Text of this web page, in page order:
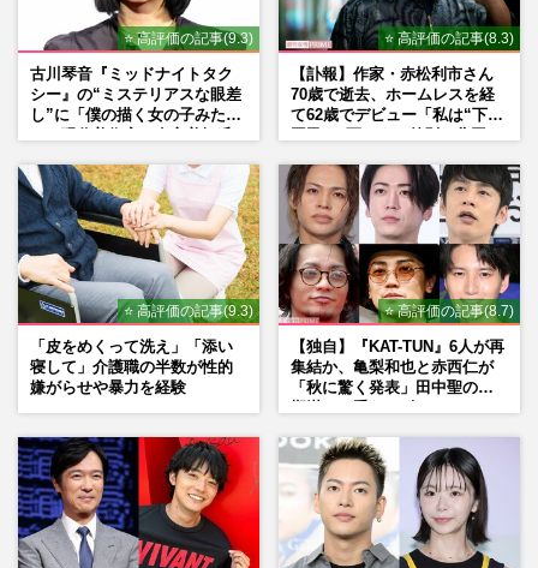
⭐ 高評価の記事(9.3)
古川琴音『ミッドナイトタク
シー』の“ミステリアスな眼差
し”に「僕の描く女の子みた
⭐ 高評価の記事(8.3)
【訃報】作家・赤松利市さん
70歳で逝去、ホームレスを経
て62歳でデビュー「私は“下級
⭐ 高評価の記事(9.3)
「皮をめくって洗え」「添い
寝して」介護職の半数が性的
嫌がらせや暴力を経験
⭐ 高評価の記事(8.7)
【独自】『KAT-TUN』6人が再
集結か、亀梨和也と赤西仁が
「秋に驚く発表」田中聖の刑